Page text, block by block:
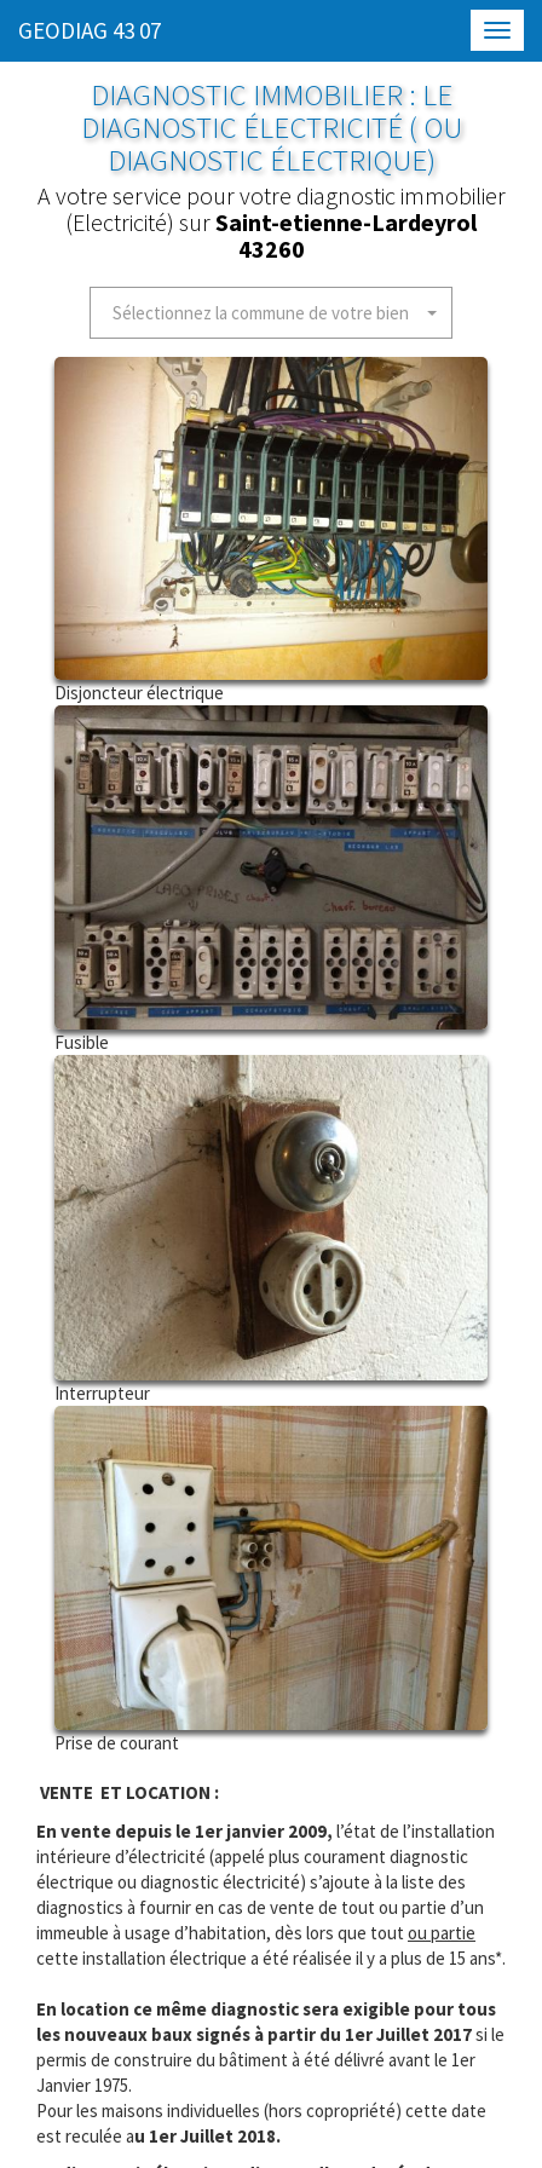
GEODIAG 43 07
DIAGNOSTIC IMMOBILIER : LE
DIAGNOSTIC ÉLECTRICITÉ ( OU
DIAGNOSTIC ÉLECTRIQUE)
A votre service pour votre diagnostic immobilier
(Electricité) surSaint-etienne-Lardeyrol
43260
Sélectionnez la commune de votre bien
Disjoncteur électrique
Fusible
Interrupteur
Prise de courant
VENTE ET LOCATION :
En vente depuis le 1er janvier 2009, l’état de l’installation
intérieure d’électricité (appelé plus courament diagnostic
électrique ou diagnostic électricité) s’ajoute à la liste des
diagnostics à fournir en cas de vente de tout ou partie d’un
immeuble à usage d’habitation, dès lors que tout ou partie
cette installation électrique a été réalisée il y a plus de 15 ans*.
En location ce même diagnostic sera exigible pour tous
les nouveaux baux signés à partir du 1er Juillet 2017si le
permis de construire du bâtiment à été délivré avant le 1er
Janvier 1975.
Pour les maisons individuelles (hors copropriété) cette date
est reculée au 1er Juillet 2018.